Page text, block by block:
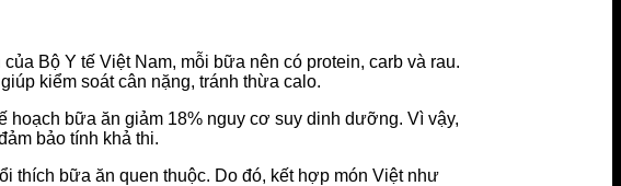
Bộ Y tế Việt Nam, mỗi bữa nên có protein, carb và rau.
kiểm soát cân nặng, tránh thừa calo.
bữa ăn giảm 18% nguy cơ suy dinh dưỡng. Vì vậy,
bảo tính khả thi.
thích bữa ăn quen thuộc. Do đó, kết hợp món Việt như